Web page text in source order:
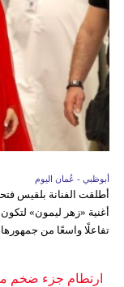
أبوظبي - عُمان اليوم
أطلقت الفنانة بلقيس
أغنية «زهر ليمون»
تفاعلًا واسعًا من
ارتطام جزء ضخم